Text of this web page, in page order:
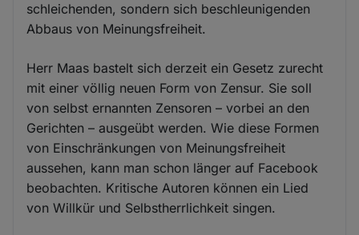
schleichenden, sondern sich beschleunigenden
Abbaus von Meinungsfreiheit.
Herr Maas bastelt sich derzeit ein Gesetz zurecht
mit einer völlig neuen Form von Zensur. Sie soll
von selbst ernannten Zensoren – vorbei an den
Gerichten – ausgeübt werden. Wie diese Formen
von Einschränkungen von Meinungsfreiheit
aussehen, kann man schon länger auf Facebook
beobachten. Kritische Autoren können ein Lied
von Willkür und Selbstherrlichkeit singen.